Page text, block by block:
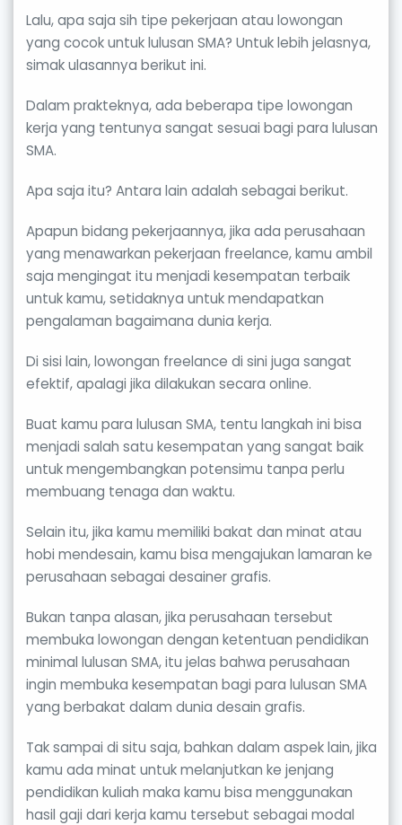
Lalu, apa saja sih tipe pekerjaan atau lowongan
yang cocok untuk lulusan SMA? Untuk lebih jelasnya,
simak ulasannya berikut ini.
Dalam prakteknya, ada beberapa tipe lowongan
kerja yang tentunya sangat sesuai bagi para lulusan
SMA.
Apa saja itu? Antara lain adalah sebagai berikut.
Apapun bidang pekerjaannya, jika ada perusahaan
yang menawarkan pekerjaan freelance, kamu ambil
saja mengingat itu menjadi kesempatan terbaik
untuk kamu, setidaknya untuk mendapatkan
pengalaman bagaimana dunia kerja.
Di sisi lain, lowongan freelance di sini juga sangat
efektif, apalagi jika dilakukan secara online.
Buat kamu para lulusan SMA, tentu langkah ini bisa
menjadi salah satu kesempatan yang sangat baik
untuk mengembangkan potensimu tanpa perlu
membuang tenaga dan waktu.
Selain itu, jika kamu memiliki bakat dan minat atau
hobi mendesain, kamu bisa mengajukan lamaran ke
perusahaan sebagai desainer grafis.
Bukan tanpa alasan, jika perusahaan tersebut
membuka lowongan dengan ketentuan pendidikan
minimal lulusan SMA, itu jelas bahwa perusahaan
ingin membuka kesempatan bagi para lulusan SMA
yang berbakat dalam dunia desain grafis.
Tak sampai di situ saja, bahkan dalam aspek lain, jika
kamu ada minat untuk melanjutkan ke jenjang
pendidikan kuliah maka kamu bisa menggunakan
hasil gaji dari kerja kamu tersebut sebagai modal